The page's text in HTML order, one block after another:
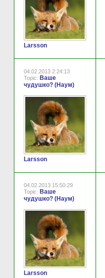
Larsson
04.02.2013 2:24:13
Topic: Ваше
чудушко? (Наум)
Larsson
04.02.2013 15:50:29
Topic: Ваше
чудушко? (Наум)
Larsson